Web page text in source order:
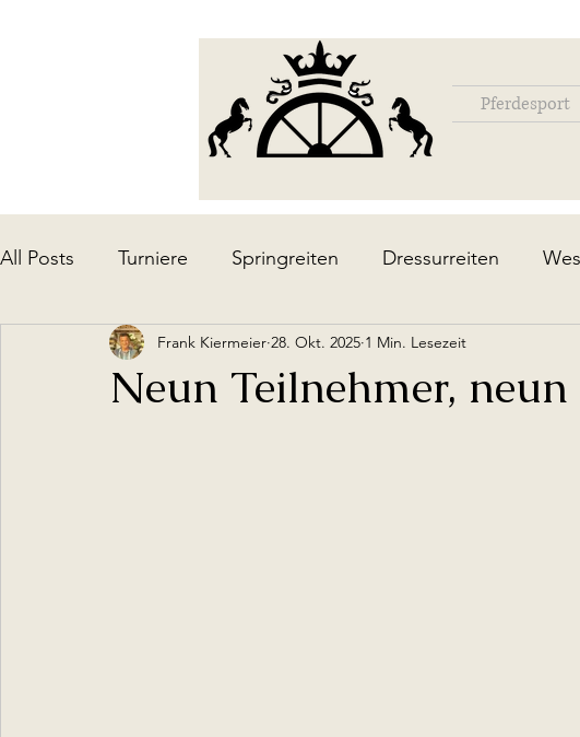
Pferdesport
All Posts Turniere Springreiten Dressurreiten
Lehrgänge / Ausbildung Die Anlage Updates
Neun Teilnehmer, neun
Frank Kiermeier 28. Okt. 2025 1 Min. Lesezeit